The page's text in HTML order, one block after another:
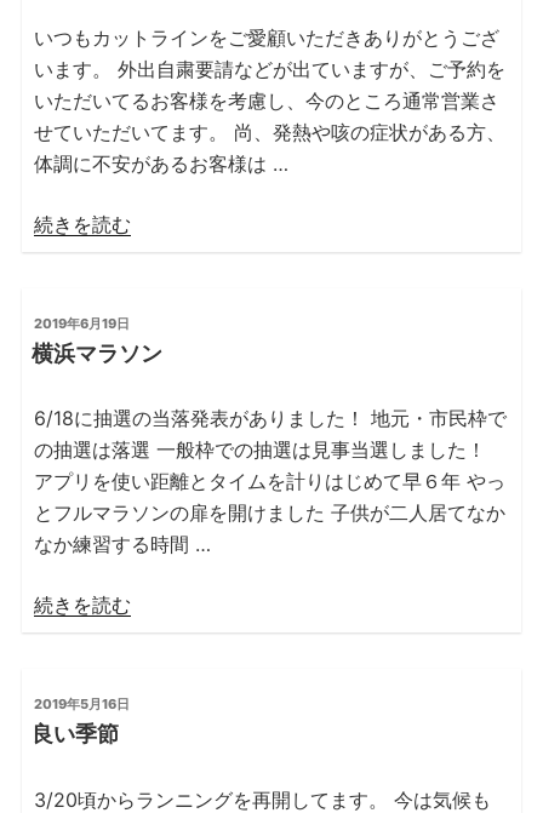
金
沢
八
景
イ
ン
店”
いつもカットラインをご愛顧いただきありがとうござ
います。 外出自粛要請などが出ていますが、ご予約を
いただいてるお客様を考慮し、今のところ通常営業さ
せていただいてます。 尚、発熱や咳の症状がある方、
体調に不安があるお客様は …
“新
型
ロ
ナ
ィ
ル
ス
対
応
つ
い
の
続きを読む
投
稿
日:
2019年6月19日
横浜マラソン
6/18に抽選の当落発表がありました！ 地元・市民枠で
の抽選は落選 一般枠での抽選は見事当選しました！
アプリを使い距離とタイムを計りはじめて早６年 やっ
とフルマラソンの扉を開けました 子供が二人居てなか
なか練習する時間 …
“横
浜
ラ
ソ
の
続きを読む
投
稿
日:
2019年5月16日
良い季節
3/20頃からランニングを再開してます。 今は気候も